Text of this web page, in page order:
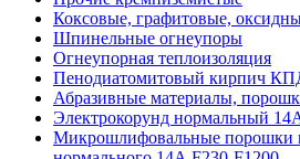
Коксовые, графитовые,
Шпинельные огнеупоры
Огнеупорная теплоизоляция
Пенодиатомитовый кирпич
Абразивные материалы,
Электрокорунд нормальный
Микрошлифовальные порошки